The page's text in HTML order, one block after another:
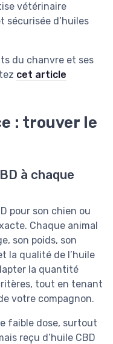
vétérinaire
d’huiles
du chanvre et ses
cet article
: trouver le
à chaque
pour son chien ou
Chaque animal
son poids, son
la qualité de l’huile
la quantité
tout en tenant
votre compagnon.
faible dose, surtout
reçu d’huile CBD